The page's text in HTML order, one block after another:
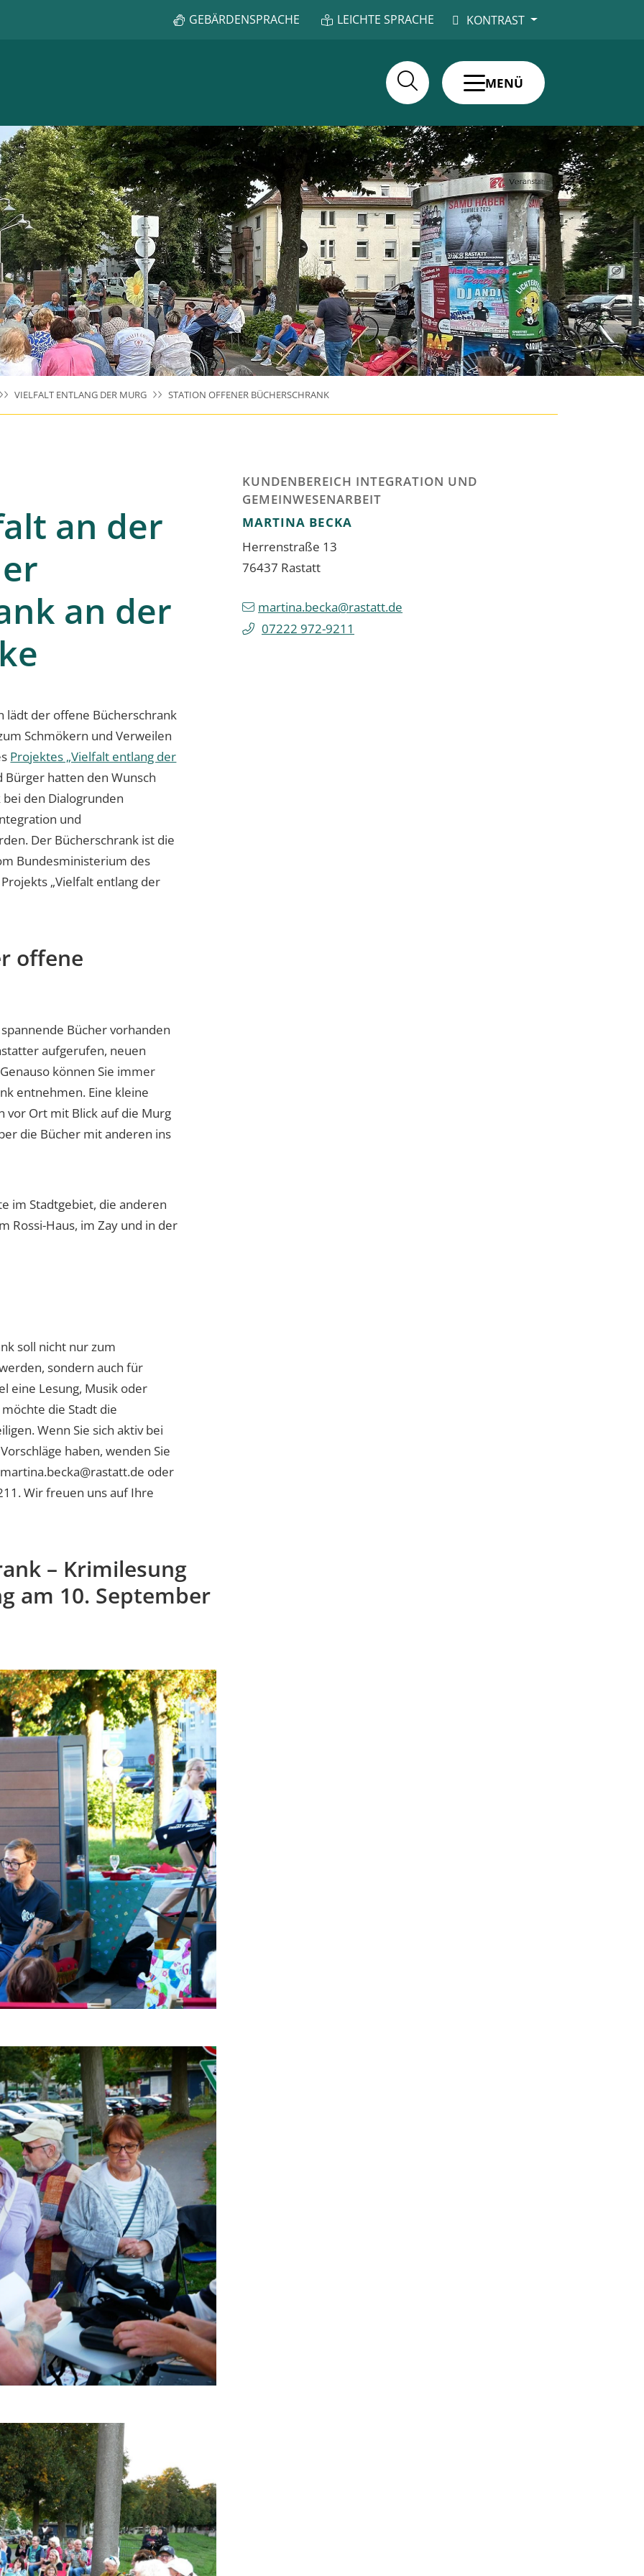
GEBÄRDENSPRACHE LEICHTE SPRACHE KONTRAST
MENÜ
VIELFALT ENTLANG DER MURG STATION OFFENER BÜCHERSCHRANK
an der
an der
lädt der offene Bücherschrank
Schmökern und Verweilen
Projektes „Vielfalt entlang der
hatten den Wunsch
den Dialogrunden
und
Der Bücherschrank ist die
Bundesministerium des
„Vielfalt entlang der
offene
Bücher vorhanden
aufgerufen, neuen
können Sie immer
entnehmen. Eine kleine
vor Ort mit Blick auf die Murg
die Bücher mit anderen ins
im Stadtgebiet, die anderen
Rossi-Haus, im Zay und in der
soll nicht nur zum
sondern auch für
eine Lesung, Musik oder
die Stadt die
Wenn Sie sich aktiv bei
haben, wenden Sie
oder
Wir freuen uns auf Ihre
– Krimilesung
am 10. September
KUNDENBEREICH INTEGRATION UND
GEMEINWESENARBEIT
MARTINA BECKA
Herrenstraße 13
76437 Rastatt
martina.becka@rastatt.de
07222 972-9211